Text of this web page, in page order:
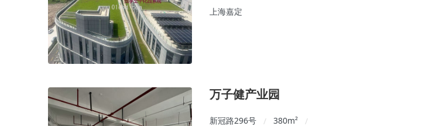
上海嘉定
万子健产业园
新冠路296号 / 380m²
/